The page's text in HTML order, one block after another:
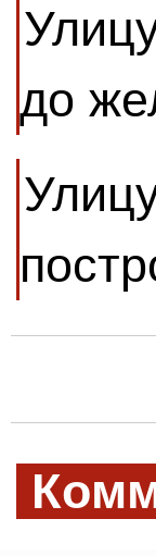
до